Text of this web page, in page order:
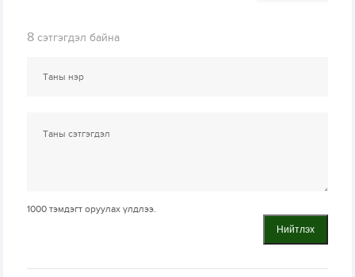
8 сэтгэгдэл байна
1000 тэмдэгт оруулах үлдлээ.
Нийтлэх